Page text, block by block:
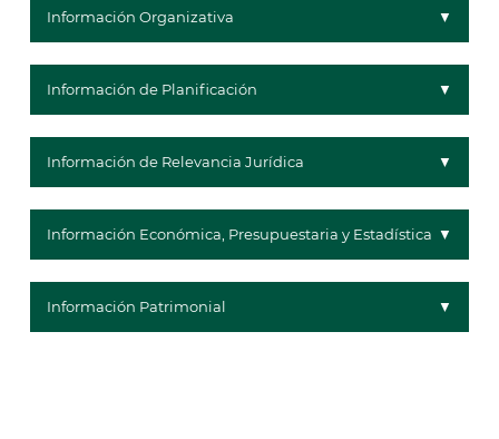
Información Organizativa
Información de Planificación
Información de Relevancia Jurídica
Información Económica, Presupuestaria y Estadística
Información Patrimonial